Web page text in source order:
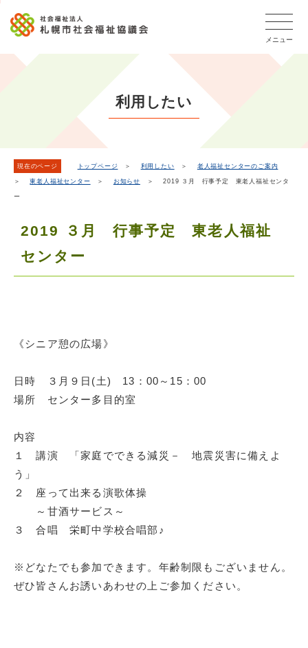
文
メニュー
か
利用したい
現在のページ トップページ ＞ 利用したい ＞ 老人福祉センターのご案内
＞東老人福祉センター ＞ お知らせ ＞ 2019 ３月 行事予定 東老人福祉センタ
ー
2019 ３月 行事予定 東老人福祉
センター
《シニア憩の広場》
日時 ３月９日(土) 13：00～15：00
場所 センター多目的室
内容
１ 講演 「家庭でできる減災－ 地震災害に備えよ
う」
２ 座って出来る演歌体操
～甘酒サービス～
３ 合唱 栄町中学校合唱部♪
※どなたでも参加できます。年齢制限もございません。
ぜひ皆さんお誘いあわせの上ご参加ください。
こ
フ
タ
こ